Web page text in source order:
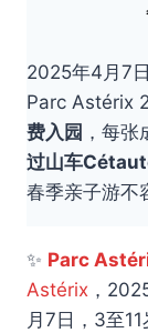
2025年4月7
Parc Astérix
费入园 ，每
过山车
春季亲子游不
✨ Parc
Astérix ，
月7日，3至